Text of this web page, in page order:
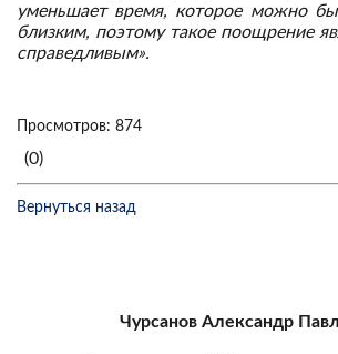
уменьшает время, которое можно
близким, поэтому такое поощрение
справедливым».
Просмотров: 874
(0)
Вернуться назад
Чурсанов Александр